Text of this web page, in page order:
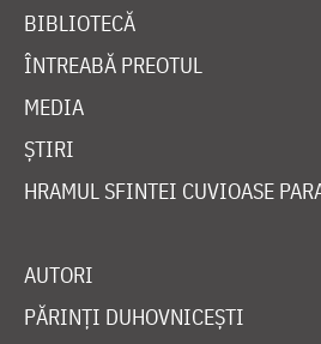
BIBLIOTECĂ
ÎNTREABĂ PREOTUL
MEDIA
ȘTIRI
HRAMUL SFINTEI CUVIOASE
AUTORI
PĂRINȚI DUHOVNICEȘTI